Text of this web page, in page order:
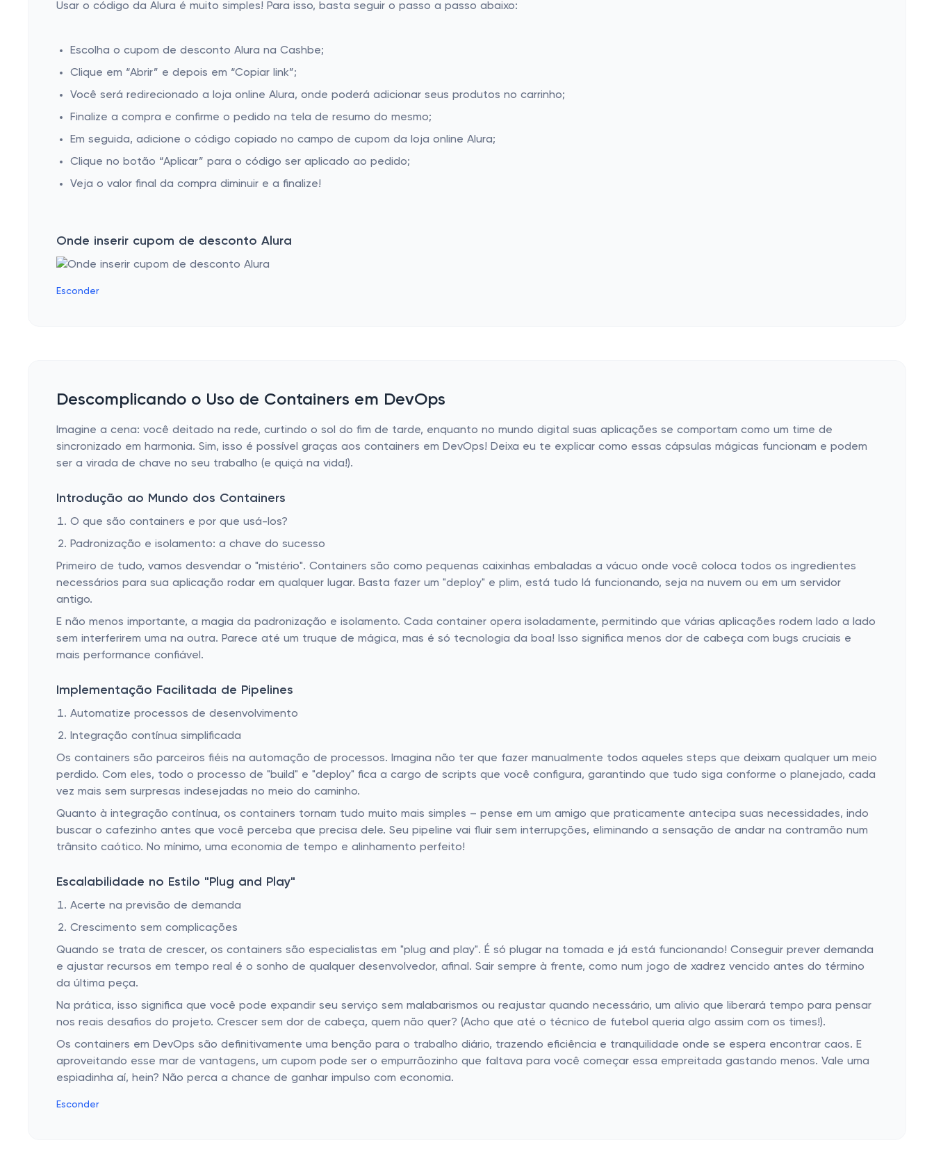
Usar o código da Alura é muito simples! Para isso, basta seguir o passo a passo abaixo:
Escolha o cupom de desconto Alura na Cashbe;
Clique em “Abrir” e depois em “Copiar link”;
Você será redirecionado a loja online Alura, onde poderá adicionar seus produtos no carrinho;
Finalize a compra e confirme o pedido na tela de resumo do mesmo;
Em seguida, adicione o código copiado no campo de cupom da loja online Alura;
Clique no botão “Aplicar” para o código ser aplicado ao pedido;
Veja o valor final da compra diminuir e a finalize!
Onde inserir cupom de desconto Alura
Esconder
Descomplicando o Uso de Containers em DevOps
Imagine a cena: você deitado na rede, curtindo o sol do fim de tarde, enquanto no mundo digital suas aplicações se comportam como um time de
sincronizado em harmonia. Sim, isso é possível graças aos containers em DevOps! Deixa eu te explicar como essas cápsulas mágicas funcionam e podem
ser a virada de chave no seu trabalho (e quiçá na vida!).
Introdução ao Mundo dos Containers
O que são containers e por que usá-los?
Padronização e isolamento: a chave do sucesso
Primeiro de tudo, vamos desvendar o "mistério". Containers são como pequenas caixinhas embaladas a vácuo onde você coloca todos os ingredientes
necessários para sua aplicação rodar em qualquer lugar. Basta fazer um "deploy" e plim, está tudo lá funcionando, seja na nuvem ou em um servidor
antigo.
E não menos importante, a magia da padronização e isolamento. Cada container opera isoladamente, permitindo que várias aplicações rodem lado a lado
sem interferirem uma na outra. Parece até um truque de mágica, mas é só tecnologia da boa! Isso significa menos dor de cabeça com bugs cruciais e
mais performance confiável.
Implementação Facilitada de Pipelines
Automatize processos de desenvolvimento
Integração contínua simplificada
Os containers são parceiros fiéis na automação de processos. Imagina não ter que fazer manualmente todos aqueles steps que deixam qualquer um meio
perdido. Com eles, todo o processo de "build" e "deploy" fica a cargo de scripts que você configura, garantindo que tudo siga conforme o planejado, cada
vez mais sem surpresas indesejadas no meio do caminho.
Quanto à integração contínua, os containers tornam tudo muito mais simples – pense em um amigo que praticamente antecipa suas necessidades, indo
buscar o cafezinho antes que você perceba que precisa dele. Seu pipeline vai fluir sem interrupções, eliminando a sensação de andar na contramão num
trânsito caótico. No mínimo, uma economia de tempo e alinhamento perfeito!
Escalabilidade no Estilo "Plug and Play"
Acerte na previsão de demanda
Crescimento sem complicações
Quando se trata de crescer, os containers são especialistas em "plug and play". É só plugar na tomada e já está funcionando! Conseguir prever demanda
e ajustar recursos em tempo real é o sonho de qualquer desenvolvedor, afinal. Sair sempre à frente, como num jogo de xadrez vencido antes do término
da última peça.
Na prática, isso significa que você pode expandir seu serviço sem malabarismos ou reajustar quando necessário, um alivio que liberará tempo para pensar
nos reais desafios do projeto. Crescer sem dor de cabeça, quem não quer? (Acho que até o técnico de futebol queria algo assim com os times!).
Os containers em DevOps são definitivamente uma benção para o trabalho diário, trazendo eficiência e tranquilidade onde se espera encontrar caos. E
aproveitando esse mar de vantagens, um cupom pode ser o empurrãozinho que faltava para você começar essa empreitada gastando menos. Vale uma
espiadinha aí, hein? Não perca a chance de ganhar impulso com economia.
Esconder